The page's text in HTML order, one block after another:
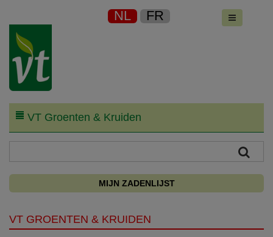
NL FR
VT Groenten & Kruiden
MIJN ZADENLIJST
VT GROENTEN & KRUIDEN